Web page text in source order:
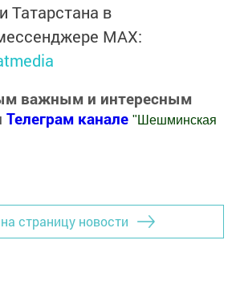
Татарстана в
MАХ:
важным и интересным
Телеграм канале " Шешминская
страницу новости